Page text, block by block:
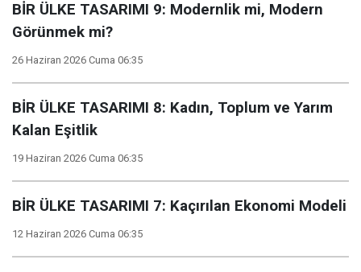
BİR ÜLKE TASARIMI 9: Modernlik mi, Modern
Görünmek mi?
26 Haziran 2026 Cuma 06:35
BİR ÜLKE TASARIMI 8: Kadın, Toplum ve Yarım
Kalan Eşitlik
19 Haziran 2026 Cuma 06:35
BİR ÜLKE TASARIMI 7: Kaçırılan Ekonomi Modeli
12 Haziran 2026 Cuma 06:35